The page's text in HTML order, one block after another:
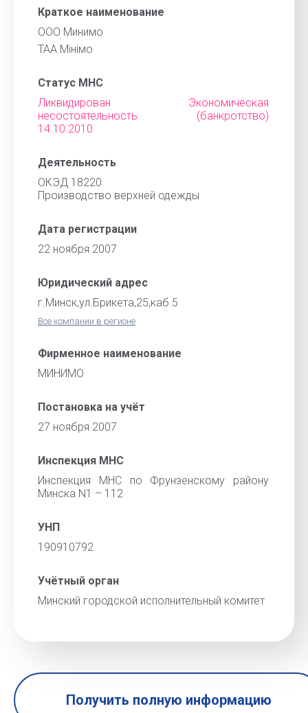
Краткое наименование
ООО Минимо
ТАА Мiнiмо
Статус МНС
Ликвидирован Экономическая
несостоятельность (банкротство)
14.10.2010
Деятельность
ОКЭД 18220
Производство верхней одежды
Дата регистрации
22 ноября 2007
Юридический адрес
г.Минск,ул.Брикета,25,каб.5
Все компании в регионе
Фирменное наименование
МИНИМО
Постановка на учёт
27 ноября 2007
Инспекция МНС
Инспекция МНС по Фрунзенскому району
Минска N1 – 112
УНП
190910792
Учётный орган
Минский городской исполнительный комитет
Получить полную информацию